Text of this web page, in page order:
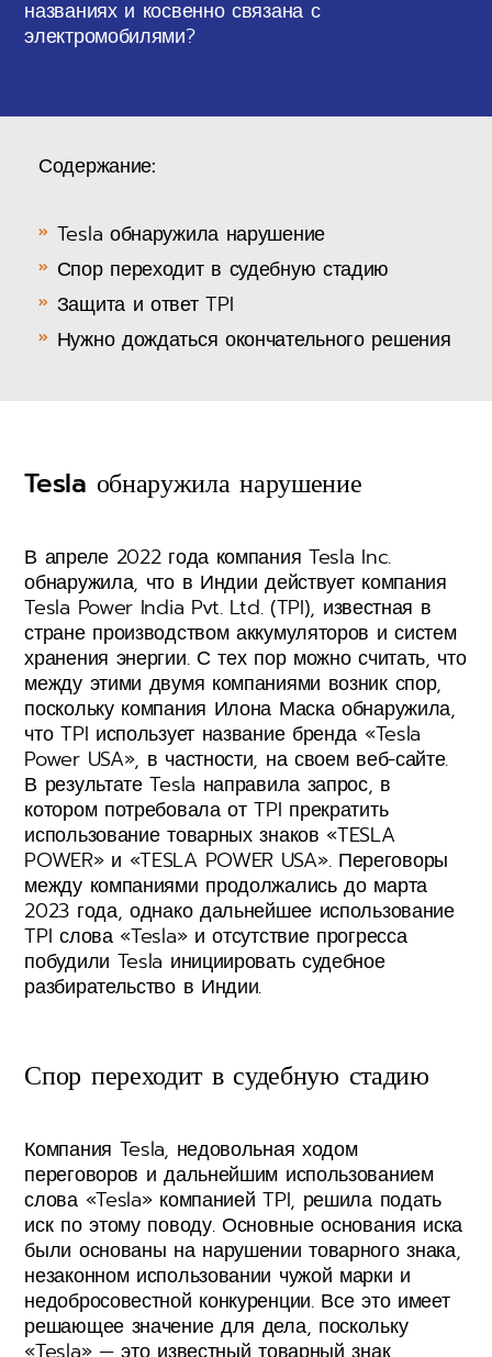
названиях и косвенно связана с
электромобилями?
Содержание:
Tesla обнаружила нарушение
Спор переходит в судебную стадию
Защита и ответ TPI
Нужно дождаться окончательного решения
Tesla обнаружила нарушение
В апреле 2022 года компания Tesla Inc.
обнаружила, что в Индии действует компания
Tesla Power India Pvt. Ltd. (TPI), известная в
стране производством аккумуляторов и систем
хранения энергии. С тех пор можно считать, что
между этими двумя компаниями возник спор,
поскольку компания Илона Маска обнаружила,
что TPI использует название бренда «Tesla
Power USA», в частности, на своем веб-сайте.
В результате Tesla направила запрос, в
котором потребовала от TPI прекратить
использование товарных знаков «TESLA
POWER» и «TESLA POWER USA». Переговоры
между компаниями продолжались до марта
2023 года, однако дальнейшее использование
TPI слова «Tesla» и отсутствие прогресса
побудили Tesla инициировать судебное
разбирательство в Индии.
Спор переходит в судебную стадию
Компания Tesla, недовольная ходом
переговоров и дальнейшим использованием
слова «Tesla» компанией TPI, решила подать
иск по этому поводу. Основные основания иска
были основаны на нарушении товарного знака,
незаконном использовании чужой марки и
недобросовестной конкуренции. Все это имеет
решающее значение для дела, поскольку